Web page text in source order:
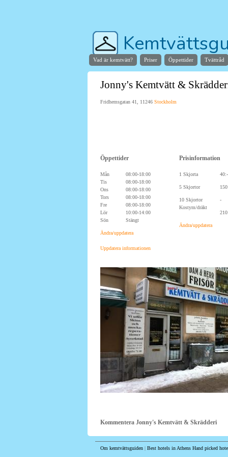
Hjälper dig hitta stans
Vad är kemtvätt? Priser Öppettider Tvättråd
Jonny's Kemtvätt &
Fridhemsgatan 41, 11246 Stockholm
Öppettider
Mån
08:00-18:00
Tis
08:00-18:00
Ons
08:00-18:00
Tors
08:00-18:00
Fre
08:00-18:00
Lör
10:00-14:00
Sön
Stängt
Ändra/uppdatera
Prisinformation
1 Skjorta 40:-
5 Skjortor
10 Skjortor
-
Kostym/dräkt
Ändra/uppdatera
Uppdatera informationen
Kommentera Jonny's Kemtvätt & Skrädderi
Om kemtvättsguiden | Best hotels in Athens Hand picked